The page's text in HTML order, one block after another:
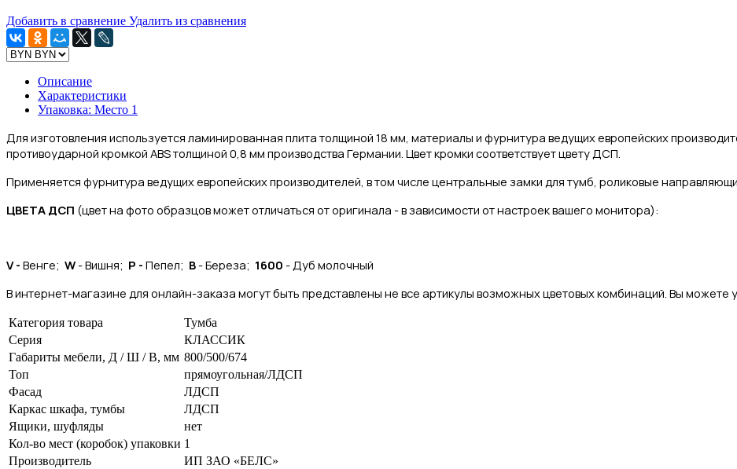
Добавить в сравнение Удалить из сравнения
Описание
Характеристики
Упаковка: Место 1
Для изготовления используется ламинированная плита толщиной 18 мм, материалы и фурнитура ведущих европейских
противоударной кромкой ABS толщиной 0,8 мм производства Германии. Цвет кромки соответствует цвету ДСП.
Применяется фурнитура ведущих европейских производителей, в том числе центральные замки для тумб, роликовые
ЦВЕТА ДСП (цвет на фото образцов может отличаться от оригинала - в зависимости от настроек вашего монитора):
V - Венге; W- Вишня; P - Пепел; B- Береза; 1600 - Дуб молочный
В интернет-магазине для онлайн-заказа могут быть представлены не все артикулы возможных цветовых комбинаций. Вы можете
Категория товара
Тумба
Серия
КЛАССИК
Габариты мебели, Д / Ш / В, мм 800/500/674
Топ
прямоугольная/ЛДСП
Фасад
ЛДСП
Каркас шкафа, тумбы
ЛДСП
Ящики, шуфляды
нет
Кол-во мест (коробок) упаковки 1
Производитель
ИП ЗАО «БЕЛС»